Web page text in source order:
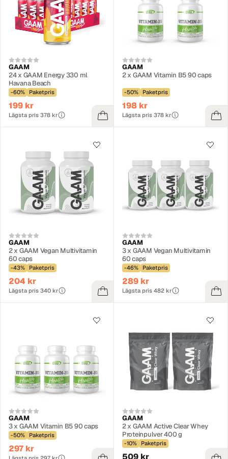
GAAM
24 x GAAM Energy 330 ml
Havana Beach
-60% Paketpris
199 kr
Lägsta pris 378 kr
GAAM
2 x GAAM Vitamin B5 90 caps
-50% Paketpris
198 kr
Lägsta pris 378 kr
GAAM
2 x GAAM Vegan Multivitamin
60 caps
-43% Paketpris
204 kr
Lägsta pris 340 kr
GAAM
3 x GAAM Vegan Multivitamin
60 caps
-46% Paketpris
289 kr
Lägsta pris 482 kr
GAAM
3 x GAAM Vitamin B5 90 caps
-50% Paketpris
297 kr
GAAM
2 x GAAM Active Clear Whey
Proteinpulver 400 g
-10% Paketpris